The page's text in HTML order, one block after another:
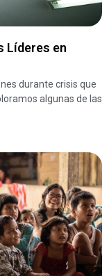
Líderes en
durante crisis que
algunas de las